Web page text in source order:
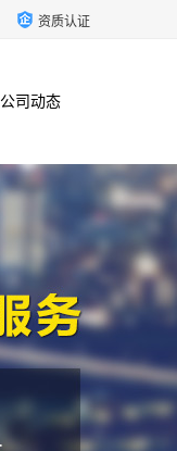
资质认证
公司动态